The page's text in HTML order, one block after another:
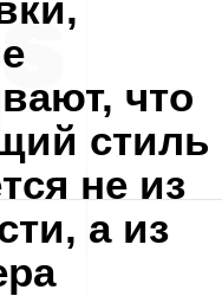
что
стиль
не из
а из